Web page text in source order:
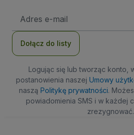
e-
Dołącz do listy
Logując się lub tworząc konto,
postanowienia naszej Umowy
naszą Politykę prywatności.
powiadomienia SMS i w każdej
zrezygnować.